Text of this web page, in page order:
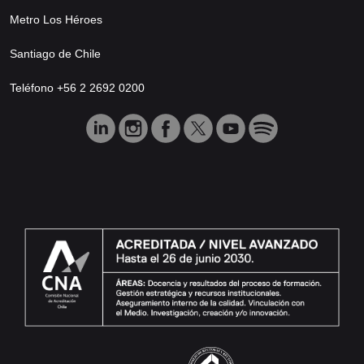
Metro Los Héroes
Santiago de Chile
Teléfono +56 2 2692 0200